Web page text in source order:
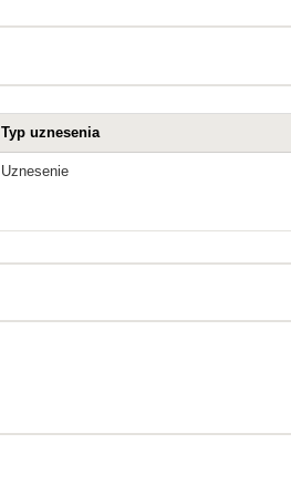
Typ uznesenia
Uznesenie